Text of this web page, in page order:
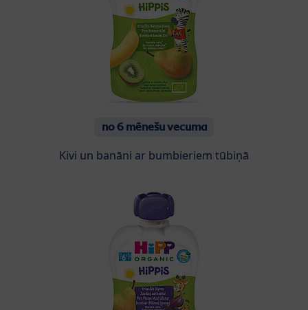
no 6 mēnešu vecuma
Kivi un banāni ar bumbieriem tūbiņā